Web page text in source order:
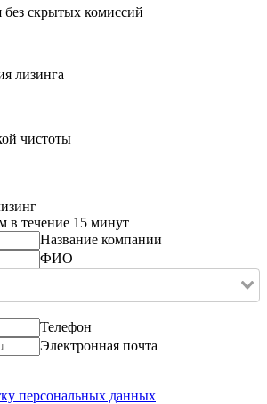
скрытых комиссий
лизинга
чистоты
в течение 15 минут
Название компании
ФИО
Телефон
Электронная почта
персональных данных